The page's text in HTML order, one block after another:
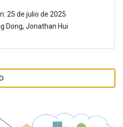
25 de julio de 2025
Dong, Jonathan Hui